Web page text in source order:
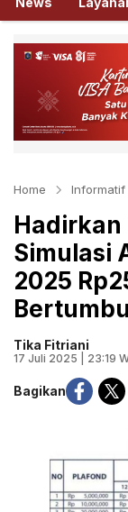
Home Informatif
Hadirkan
Simulasi
2025
Tika Fitriani
17 Juli 2025 | 23:19
Bagikan